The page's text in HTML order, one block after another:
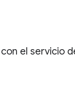
el servicio